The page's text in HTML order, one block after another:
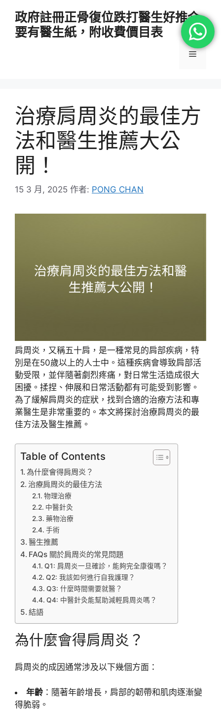
政府註冊正骨復位跌打醫生好推介
要有醫生紙，附收費價目表
選
治療肩周炎的最佳方
法和醫生推薦大公
開！
15 3 月, 2025 作者: PONG CHAN
肩周炎，又稱五十肩，是一種常見的肩部疾病，特
別是在50歲以上的人士中。這種疾病會導致肩部活
動受限，並伴隨著劇烈疼痛，對日常生活造成很大
困擾。揉捏、伸展和日常活動都有可能受到影響。
為了緩解肩周炎的症狀，找到合適的治療方法和專
業醫生是非常重要的。本文將探討治療肩周炎的最
佳方法及醫生推薦。
Table of Contents
為什麼會得肩周炎？
治療肩周炎的最佳方法
物理治療
中醫針灸
藥物治療
手術
醫生推薦
FAQs 關於肩周炎的常見問題
Q1: 肩周炎一旦確診，能夠完全康復嗎？
Q2: 我該如何進行自我護理？
Q3: 什麼時間需要就醫？
Q4: 中醫針灸能幫助減輕肩周炎嗎？
結語
為什麼會得肩周炎？
肩周炎的成因通常涉及以下幾個方面：
年齡 ：隨著年齡增長，肩部的韌帶和肌肉逐漸變
得脆弱。